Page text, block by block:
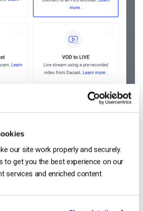
our site work properly and securely.
to get you the best experience on our
services and enriched content.
“Crea”.